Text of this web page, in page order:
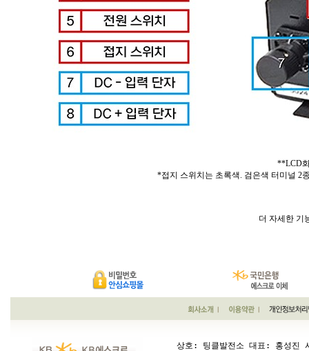
**LCD
*접지 스위치는 초록색. 검은색 터미널 2
더 자세한 기
상호: 팅클발전소 대표: 홍성